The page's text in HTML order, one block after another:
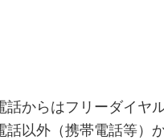
らはフリーダイヤ
（携帯電話等）か